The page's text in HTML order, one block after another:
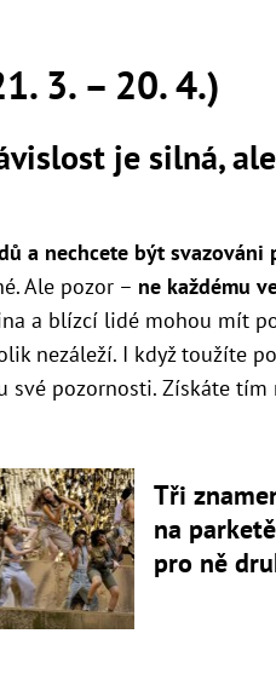
3. – 20. 4.)
je silná,
a nechcete být
Ale pozor – ne každému
a blízcí lidé mohou mít
nezáleží. I když toužíte
své pozornosti. Získáte
Tři
na
pro ně